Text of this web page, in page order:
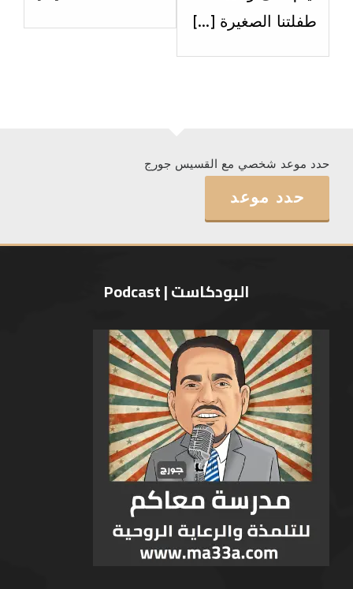
طفلتنا الصغيرة […]
حدد موعد شخصي مع القسيس جورج
حدد موعد
البودكاست | Podcast